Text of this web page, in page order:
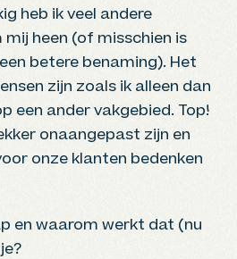
heb ik veel andere
mij heen (of misschien is
betere benaming). Het
zijn zoals ik alleen dan
een ander vakgebied. Top!
onaangepast zijn en
onze klanten bedenken
en waarom werkt dat (nu